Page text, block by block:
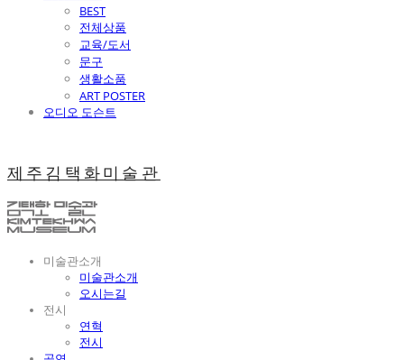
BEST
전체상품
교육/도서
문구
생활소품
ART POSTER
오디오 도슨트
제주김택화미술관
미술관소개
미술관소개
오시는길
전시
연혁
전시